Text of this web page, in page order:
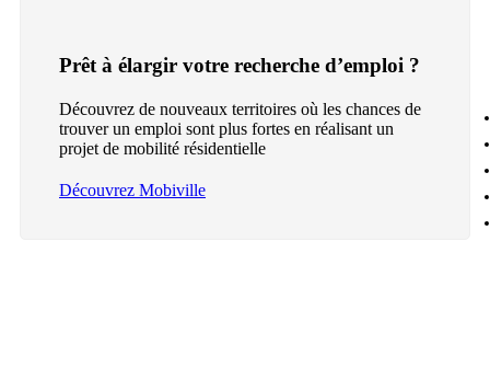
Prêt à élargir votre recherche d’emploi ?
Découvrez de nouveaux territoires où les chances de
trouver un emploi sont plus fortes en réalisant un
projet de mobilité résidentielle
Découvrez Mobiville